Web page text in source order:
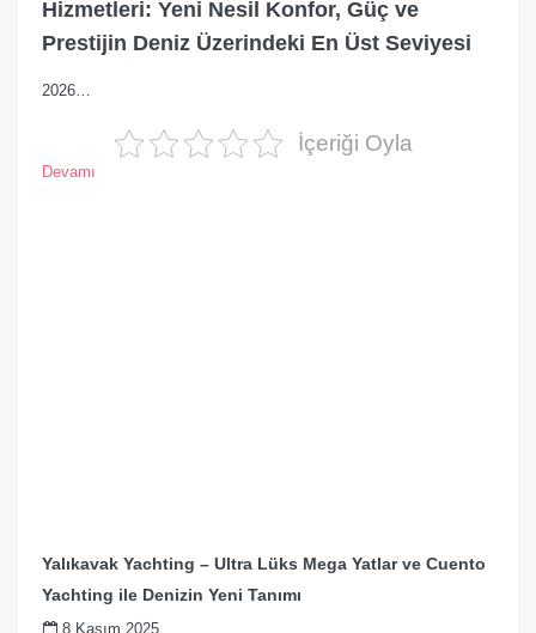
Hizmetleri: Yeni Nesil Konfor, Güç ve
Prestijin Deniz Üzerindeki En Üst Seviyesi
2026…
İçeriği Oyla
Devamı
Yalıkavak Yachting – Ultra Lüks Mega Yatlar ve Cuento
Yachting ile Denizin Yeni Tanımı
8 Kasım 2025